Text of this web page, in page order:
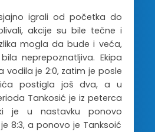
igrali od početka do
akcije su bile tečne i
mogla da bude i veća,
neprepoznatljiva. Ekipa
vodila je 2:0, zatim je posle
postigla još dva, a u
Tankosić je iz peterca
je u nastavku ponovo
8:3, a ponovo je Tanksoić